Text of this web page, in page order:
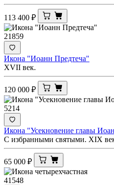
113 400 ₽
21859
Икона "Иоанн Предтеча"
XVII век.
120 000 ₽
5214
Икона "Усекновение главы
С избранными святыми. XIX
65 000 ₽
41548